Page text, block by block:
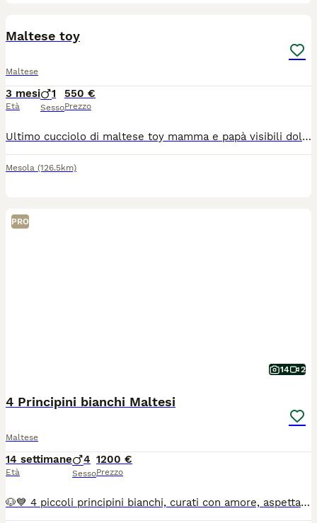
Maltese toy
Maltese
3 mesi
Età
1
Sesso
550 €
Prezzo
Ultimo cucciolo di maltese toy mamma e papà visibili dolcissimo abituato alla traversina e svezzato
Mesola (126.5km)
PRO
14 2
4 Principini bianchi Maltesi
Maltese
14 settimane
Età
4
Sesso
1200 €
Prezzo
🐶💙 4 piccoli principini bianchi, curati con amore, aspettano una nuova famiglia con cui iniziare una splendida avventura ❤️🐾 I cuccioli sono nati il 28/04/2026, cresciuti in ambiente familiare con amore, attenzioni e tanta cura quotidiana. Hanno un carattere dolce, affettuoso e socievole, amano le coccole e la compagnia, rendendosi perfetti compagni di vita per famiglie, coppie o persone che cercano un piccolo amico speciale. ✨ Mantello dal pelo lungo, setoso e bianco candido, tipico del Maltese 🤍🐶 📍 Siamo a Milano (Piazza Firenze) Genitori ENCI: 🐾 Madre: Phoebe Moonlight in Heaven (IZZY) — ENCI — 2,3 kg 🐾 Padre: Diamond Junior Love — ENCI — 1,8 kg Verranno consegnati con: • Pedigree Ufficiale ENCI • Microchip e relative registrazioni • Sverminazioni e vaccinazioni complete per l'età Taglia piccola, elegante e compatta, tipica della razza Maltese.